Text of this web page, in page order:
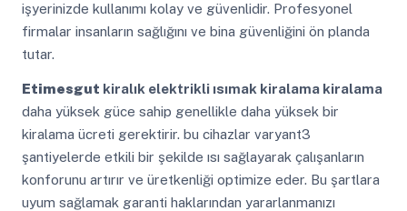
işyerinizde kullanımı kolay ve güvenlidir. Profesyonel
firmalar insanların sağlığını ve bina güvenliğini ön planda
tutar.
Etimesgut kiralık elektrikli ısımak kiralama kiralama
daha yüksek güce sahip genellikle daha yüksek bir
kiralama ücreti gerektirir. bu cihazlar varyant3
şantiyelerde etkili bir şekilde ısı sağlayarak çalışanların
konforunu artırır ve üretkenliği optimize eder. Bu şartlara
uyum sağlamak garanti haklarından yararlanmanızı